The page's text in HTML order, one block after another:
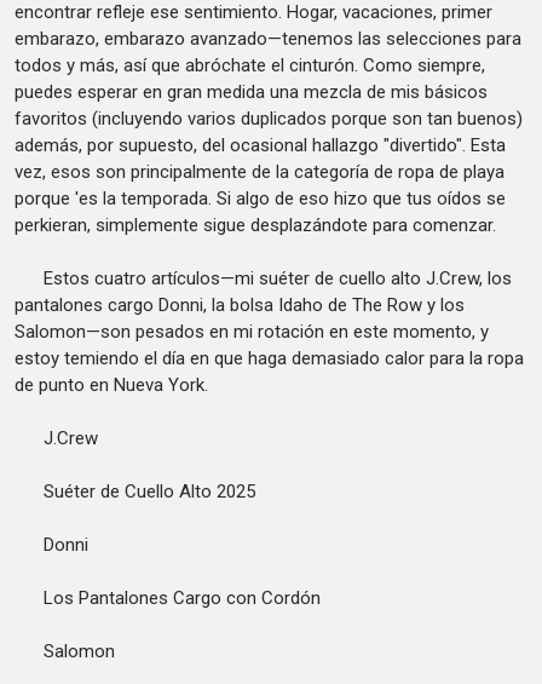
encontrar refleje ese sentimiento. Hogar, vacaciones, primer
embarazo, embarazo avanzado—tenemos las selecciones para
todos y más, así que abróchate el cinturón. Como siempre,
puedes esperar en gran medida una mezcla de mis básicos
favoritos (incluyendo varios duplicados porque son tan buenos)
además, por supuesto, del ocasional hallazgo "divertido". Esta
vez, esos son principalmente de la categoría de ropa de playa
porque 'es la temporada. Si algo de eso hizo que tus oídos se
perkieran, simplemente sigue desplazándote para comenzar.
Estos cuatro artículos—mi suéter de cuello alto J.Crew, los
pantalones cargo Donni, la bolsa Idaho de The Row y los
Salomon—son pesados en mi rotación en este momento, y
estoy temiendo el día en que haga demasiado calor para la ropa
de punto en Nueva York.
J.Crew
Suéter de Cuello Alto 2025
Donni
Los Pantalones Cargo con Cordón
Salomon